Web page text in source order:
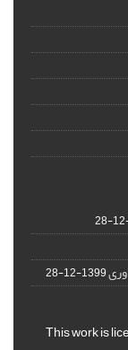
1399-12-28
This work is